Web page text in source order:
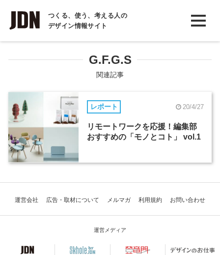
つくる、使う、考える人の
デザイン情報サイト
INTERVIEW
インタビュー
COLUMN
G.F.G.S
関連記事
レポート 20/4/27
リモートワークを応援！編集部
おすすめの「モノとコト」 vol.1
運営会社 広告・取材について メルマガ 利用規約 お問い合わせ
運営メディア